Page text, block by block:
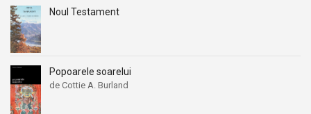
Noul Testament
Popoarele soarelui
de Cottie A. Burland